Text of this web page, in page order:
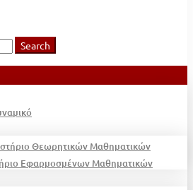
Search
Θεωρητικών Μαθηματικών
Εφαρμοσμένων Μαθηματικών